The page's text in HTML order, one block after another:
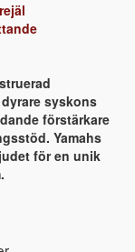
syskons
förstärkare
Yamahs
för en unik